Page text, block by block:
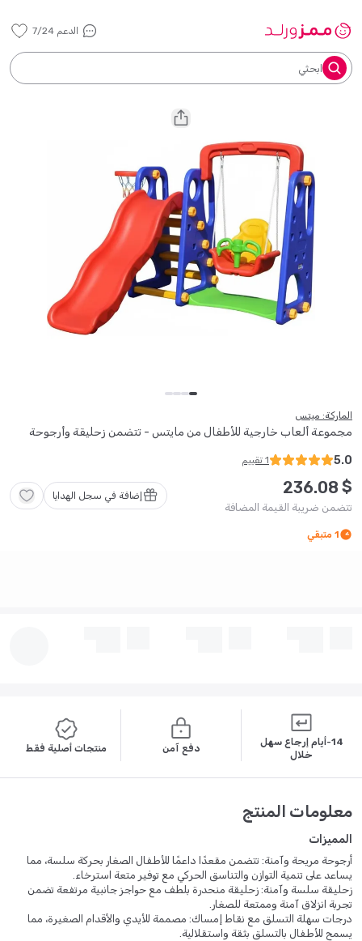
الدعم 7/24
ابحثي
الماركة: ميتس
مجموعة ألعاب خارجية للأطفال من مايتس - تتضمن زحليقة وأرجوحة
5.0
1 تقييم
$
236.08
تتضمن ضريبة القيمة المضافة
إضافة في سجل الهدايا
1 متبقي
14-أيام إرجاع سهل
خلال
دفع آمن منتجات أصلية فقط
معلومات المنتج
المميزات
أرجوحة مريحة وآمنة: تتضمن مقعدًا داعمًا للأطفال الصغار بحركة سلسة، مما
يساعد على تنمية التوازن والتناسق الحركي مع توفير متعة استرخاء.
زحليقة سلسة وآمنة: زحليقة منحدرة بلطف مع حواجز جانبية مرتفعة تضمن
تجربة انزلاق آمنة وممتعة للصغار.
درجات سهلة التسلق مع نقاط إمساك: مصممة للأيدي والأقدام الصغيرة، مما
يسمح للأطفال بالتسلق بثقة واستقلالية.